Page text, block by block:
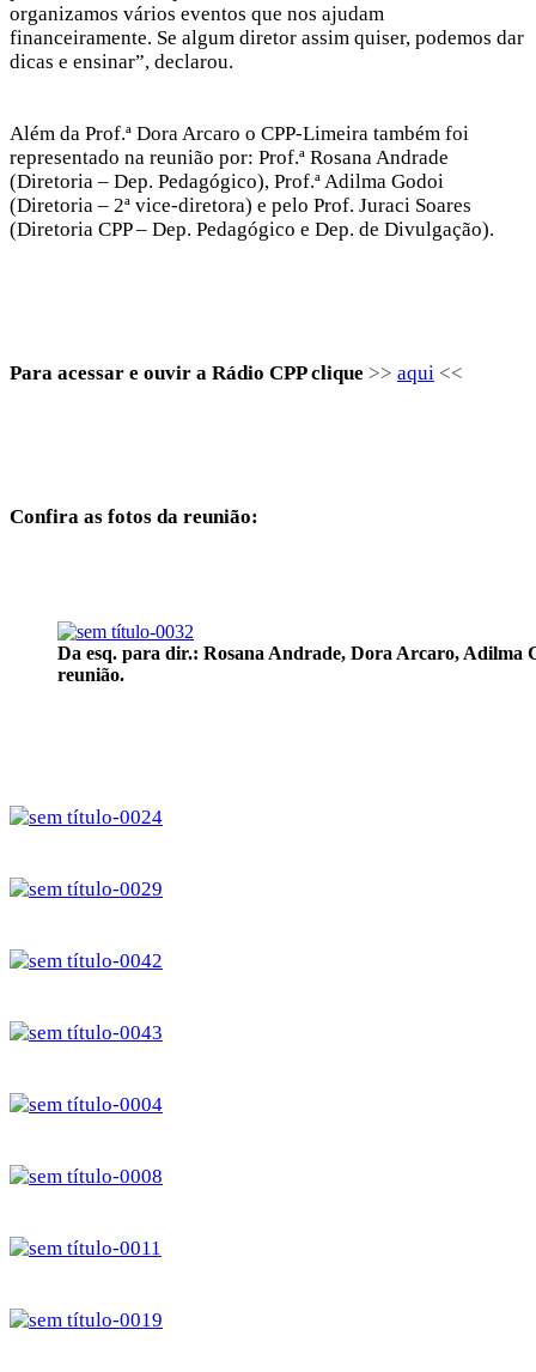
siteler
organizamos vários eventos que nos ajudam
financeiramente. Se algum diretor assim quiser, podemos dar
dicas e ensinar”, declarou.
Além da Prof.ª Dora Arcaro o CPP-Limeira também foi
representado na reunião por: Prof.ª Rosana Andrade
(Diretoria – Dep. Pedagógico), Prof.ª Adilma Godoi
(Diretoria – 2ª vice-diretora) e pelo Prof. Juraci Soares
(Diretoria CPP – Dep. Pedagógico e Dep. de Divulgação).
Para acessar e ouvir a Rádio CPP clique >> aqui <<
Confira as fotos da reunião:
Da esq. para dir.: Rosana Andrade, Dora Arcaro, Adilma
reunião.